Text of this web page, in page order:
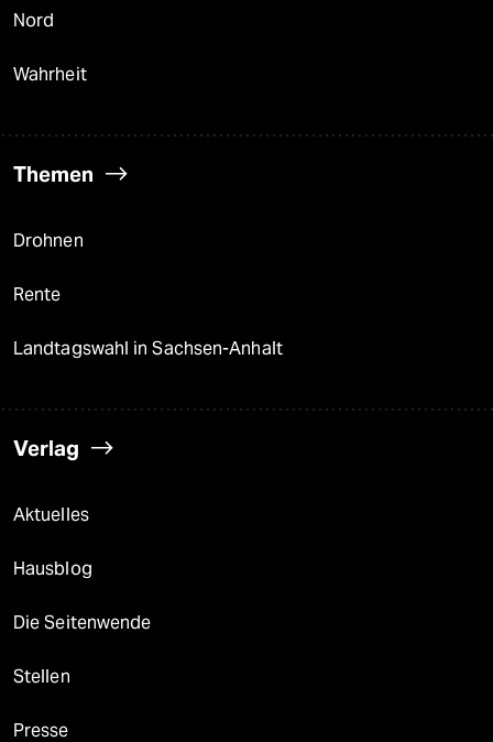
Nord
Wahrheit
Themen
Drohnen
Rente
Landtagswahl in Sachsen-Anhalt
Verlag
Aktuelles
Hausblog
Die Seitenwende
Stellen
Presse